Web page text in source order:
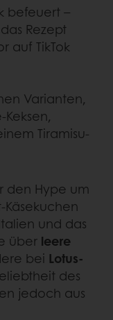
befeuert –
Rezept
auf TikTok
Varianten,
Tiramisu-
den Hype um
und das
über leere
bei Lotus-
des
jedoch aus